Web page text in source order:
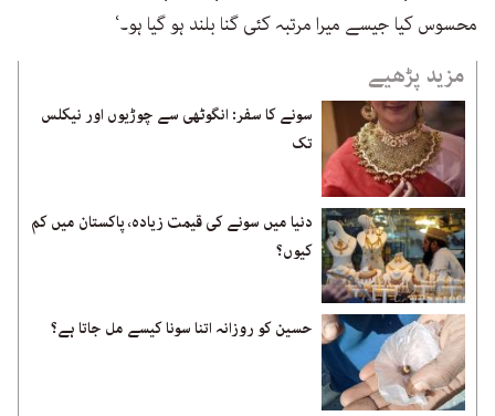
محسوس کیا جیسے میرا مرتبہ کئی گنا بلند ہو گیا ہو۔‘
مزید پڑھیے
سونے کا سفر: انگوٹھی سے چوڑیوں اور نیکلس
تک
دنیا میں سونے کی قیمت زیادہ، پاکستان میں کم
کیوں؟
حسین کو روزانہ اتنا سونا کیسے مل جاتا ہے؟